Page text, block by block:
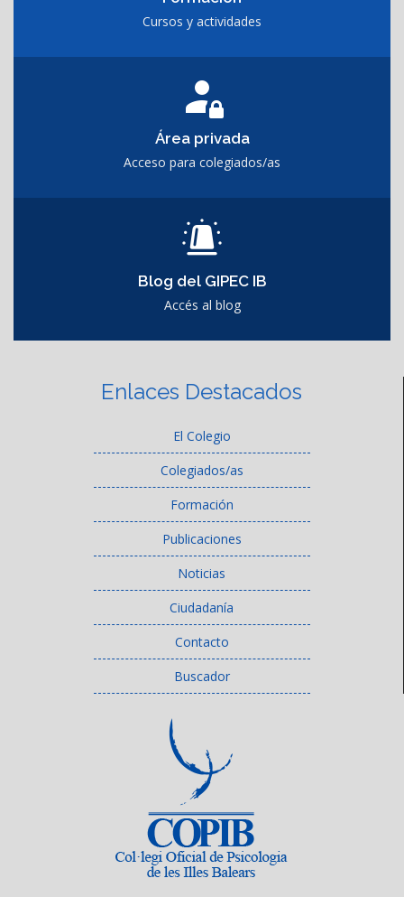
Cursos y actividades
Área privada
Acceso para colegiados/as
Blog del GIPEC IB
Accés al blog
Enlaces Destacados
El Colegio
Colegiados/as
Formación
Publicaciones
Noticias
Ciudadanía
Contacto
Buscador